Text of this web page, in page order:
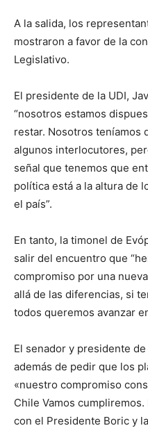
A la salida, los
mostraron a favor de la
Legislativo.
El presidente de la UDI,
“nosotros estamos
restar. Nosotros teníamos
algunos interlocutores,
señal que tenemos que
política está a la altura de
el país”.
En tanto, la timonel de
salir del encuentro que
compromiso por una
allá de las diferencias, si
todos queremos avanzar
El senador y presidente
además de pedir que los
«nuestro compromiso
Chile Vamos
con el Presidente Boric y